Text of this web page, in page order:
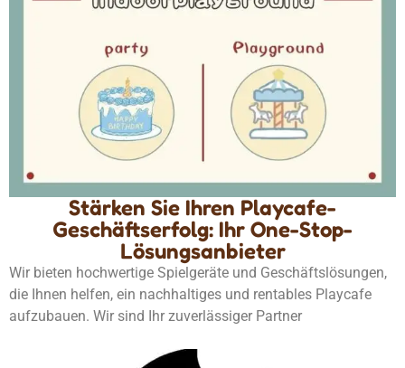
Stärken Sie Ihren Playcafe-
Geschäftserfolg: Ihr One-Stop-
Lösungsanbieter
Wir bieten hochwertige Spielgeräte und Geschäftslösungen,
die Ihnen helfen, ein nachhaltiges und rentables Playcafe
aufzubauen. Wir sind Ihr zuverlässiger Partner